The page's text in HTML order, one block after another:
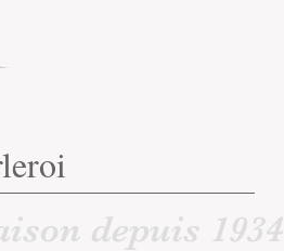
depuis 1934